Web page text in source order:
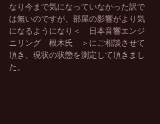
なり今まで気になっていなかった訳で
は無いのですが、部屋の影響がより気
になるようになり＜　日本音響エンジ
ニリング　根木氏　＞にご相談させて
頂き、現状の状態を測定して頂きまし
た。